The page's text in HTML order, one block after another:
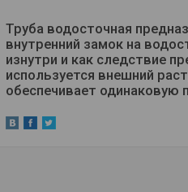
Труба водосточная
внутренний замок на
изнутри и как следствие
используется внешний
обеспечивает одинаковую